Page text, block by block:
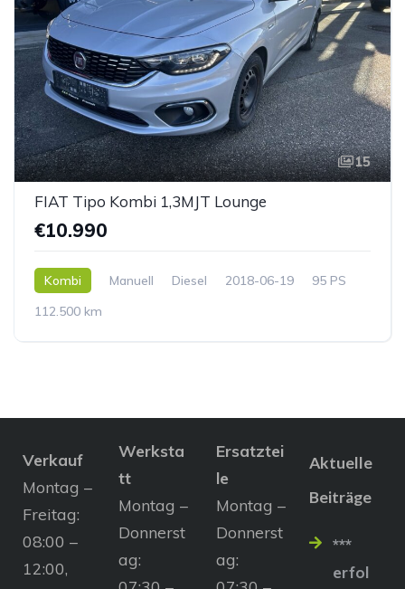
15
FIAT Tipo Kombi 1,3MJT Lounge
€10.990
Kombi Manuell Diesel 2018-06-19
95 PS
112.500 km
Verkauf
Montag –
Freitag:
08:00 –
12:00,
Werksta
tt
Montag –
Donnerst
ag:
Ersatztei
le
Montag –
Donnerst
ag:
Aktuelle
Beiträge
***
erfol